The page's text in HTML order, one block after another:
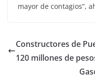
mayor de contagios”,
Constructores de
120 millones de